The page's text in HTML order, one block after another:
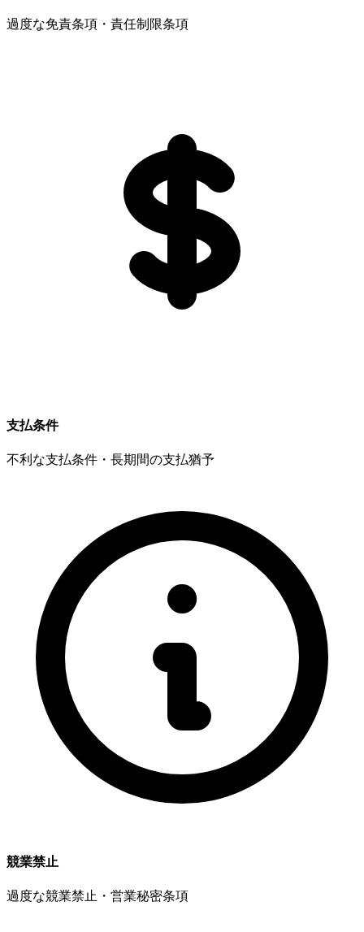
過度な免責条項・責任制限条項
支払条件
不利な支払条件・長期間の支払猶予
競業禁止
過度な競業禁止・営業秘密条項